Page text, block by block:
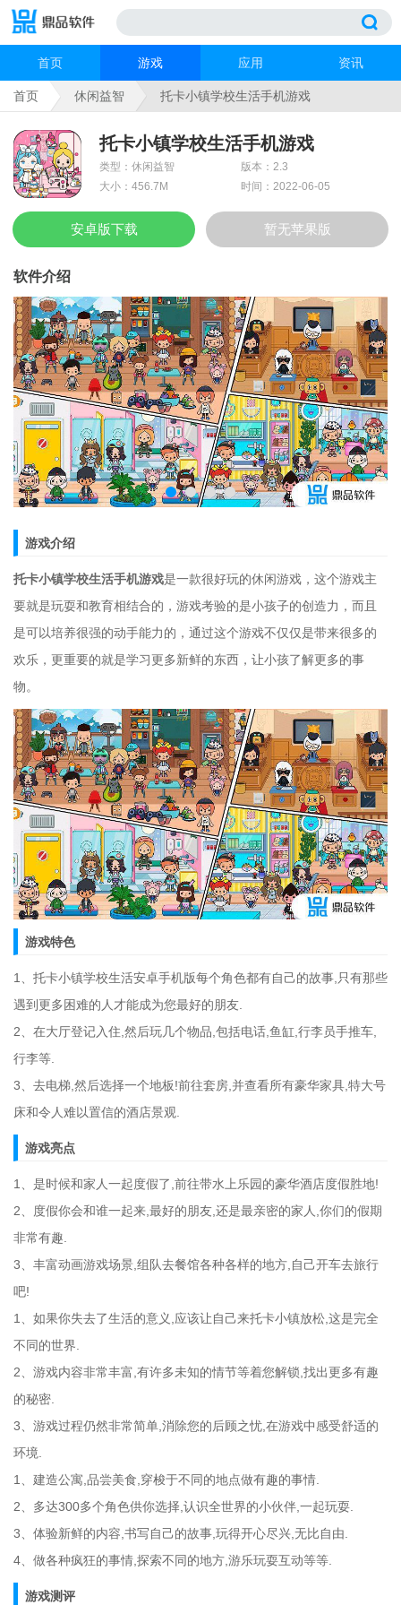
首页 游戏 应用 资讯
首页 休闲益智 托卡小镇学校生活手机游戏
托卡小镇学校生活手机游戏
类型：休闲益智
版本：2.3
大小：456.7M
时间：2022-06-05
安卓版下载 暂无苹果版
软件介绍
游戏介绍
托卡小镇学校生活手机游戏是一款很好玩的休闲游戏，这个游戏主
要就是玩耍和教育相结合的，游戏考验的是小孩子的创造力，而且
是可以培养很强的动手能力的，通过这个游戏不仅仅是带来很多的
欢乐，更重要的就是学习更多新鲜的东西，让小孩了解更多的事
物。
游戏特色
1、托卡小镇学校生活安卓手机版每个角色都有自己的故事,只有那些
遇到更多困难的人才能成为您最好的朋友.
2、在大厅登记入住,然后玩几个物品,包括电话,鱼缸,行李员手推车,
行李等.
3、去电梯,然后选择一个地板!前往套房,并查看所有豪华家具,特大号
床和令人难以置信的酒店景观.
游戏亮点
1、是时候和家人一起度假了,前往带水上乐园的豪华酒店度假胜地!
2、度假你会和谁一起来,最好的朋友,还是最亲密的家人,你们的假期
非常有趣.
3、丰富动画游戏场景,组队去餐馆各种各样的地方,自己开车去旅行
吧!
1、如果你失去了生活的意义,应该让自己来托卡小镇放松,这是完全
不同的世界.
2、游戏内容非常丰富,有许多未知的情节等着您解锁,找出更多有趣
的秘密.
3、游戏过程仍然非常简单,消除您的后顾之忧,在游戏中感受舒适的
环境.
1、建造公寓,品尝美食,穿梭于不同的地点做有趣的事情.
2、多达300多个角色供你选择,认识全世界的小伙伴,一起玩耍.
3、体验新鲜的内容,书写自己的故事,玩得开心尽兴,无比自由.
4、做各种疯狂的事情,探索不同的地方,游乐玩耍互动等等.
游戏测评